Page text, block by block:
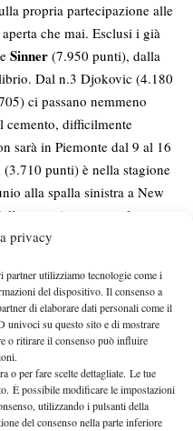
privacy
utilizziamo tecnologie come i
del dispositivo. Il consenso a
di elaborare dati personali come il
univoci su questo sito e di mostrare
o ritirare il consenso può influire
o per fare scelte dettagliate. Le tue
È possibile modificare le impostazioni
utilizzando i pulsanti della
del consenso nella parte inferiore
propria partecipazione alle
che mai. Esclusi i già
Sinner (7.950 punti), dalla
Dal n.3 Djokovic (4.180
ci passano nemmeno
difficilmente
sarà in Piemonte dal 9 al 16
(3.710 punti) è nella stagione
alla spalla sinistra a New
statunitense, attualmente
Fritz
Alcaraz e Sinner e
altri quattro posti da
di partecipare sarebbe il
ha grandi chance di stare
lotta fino all’ultimo game.
aMusetti(3.070 punti) a